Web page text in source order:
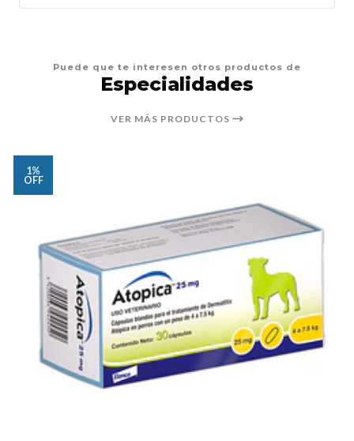
Puede que te interesen otros productos de
Especialidades
VER MÁS PRODUCTOS
1%
OFF